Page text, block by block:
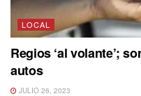
LOCAL
Regios ‘al volante’;
autos
JULIO 26, 2023